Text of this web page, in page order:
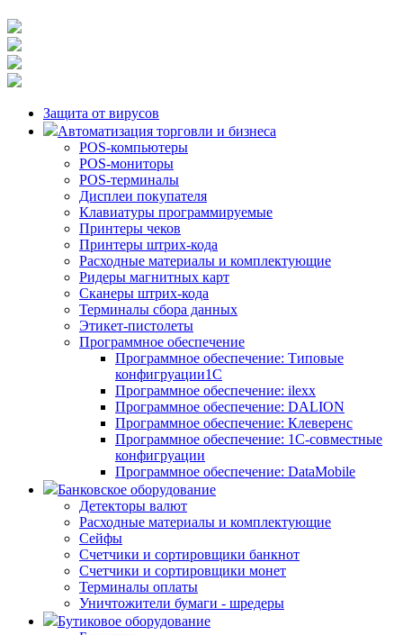
Защита от вирусов
Автоматизация торговли и бизнеса
POS-компьютеры
POS-мониторы
POS-терминалы
Дисплеи покупателя
Клавиатуры программируемые
Принтеры чеков
Принтеры штрих-кода
Расходные материалы и комплектующие
Ридеры магнитных карт
Сканеры штрих-кода
Терминалы сбора данных
Этикет-пистолеты
Программное обеспечение
Программное обеспечение: Типовые
конфигруации1С
Программное обеспечение: ilexx
Программное обеспечение: DALION
Программное обеспечение: Клеверенс
Программное обеспечение: 1С-совместные
конфигруации
Программное обеспечение: DataMobile
Банковское оборудование
Детекторы валют
Расходные материалы и комплектующие
Сейфы
Счетчики и сортировщики банкнот
Счетчики и сортировщики монет
Терминалы оплаты
Уничтожители бумаги - шредеры
Бутиковое оборудование